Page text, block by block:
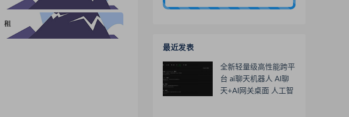
最近发表
全新轻量级高性能跨平
台 ai聊天机器人 AI聊
天+AI网关桌面 人工智